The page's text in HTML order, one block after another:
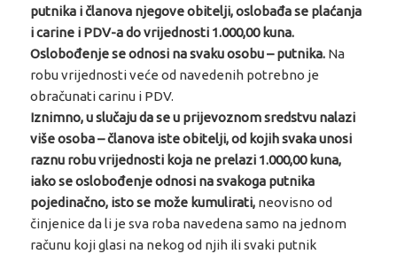
putnika i članova njegove obitelji, oslobađa se plaćanja
i carine i PDV-a do vrijednosti 1.000,00 kuna.
Oslobođenje se odnosi na svaku osobu – putnika. Na
robu vrijednosti veće od navedenih potrebno je
obračunati carinu i PDV.
Iznimno, u slučaju da se u prijevoznom sredstvu nalazi
više osoba – članova iste obitelji, od kojih svaka unosi
raznu robu vrijednosti koja ne prelazi 1.000,00 kuna,
iako se oslobođenje odnosi na svakoga putnika
pojedinačno, isto se može kumulirati, neovisno od
činjenice da li je sva roba navedena samo na jednom
računu koji glasi na nekog od njih ili svaki putnik